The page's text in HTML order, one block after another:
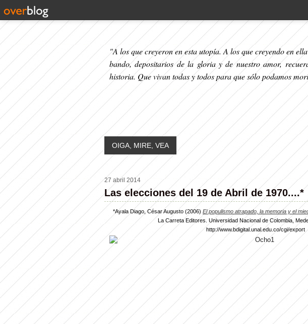
"A los que creyeron en esta utopía. A los que creyendo en
bando, depositarios de la gloria y de nuestro amor,
historia. Que vivan todas y todos para que sólo podamos
OIGA, MIRE, VEA
27 abril 2014
Las elecciones del 19 de Abril de 1970....*
*Ayala Diago, César Augusto (2006) El populismo atrapado, la memoria y el
La Carreta Editores. Universidad Nacional de Colombia,
http://www.bdigital.unal.edu.co/cgi/export